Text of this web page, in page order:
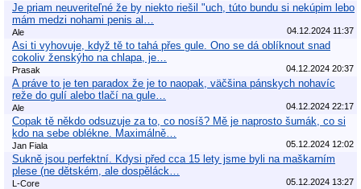
Je priam neuveriteľné že by niekto riešil "uch, túto bundu si nekúpim lebo
mám medzi nohami penis al…
Ale 04.12.2024 11:37
Asi ti vyhovuje, když tě to tahá přes gule. Ono se dá oblíknout snad
cokoliv ženskýho na chlapa, je…
Prasak 04.12.2024 20:37
A práve to je ten paradox že je to naopak, väčšina pánskych nohavíc
reže do gulí alebo tlačí na gule…
Ale 04.12.2024 22:17
Copak tě někdo odsuzuje za to, co nosíš? Mě je naprosto šumák, co si
kdo na sebe oblékne. Maximálně…
Jan Fiala 05.12.2024 12:02
Sukně jsou perfektní. Kdysi před cca 15 lety jsme byli na maškarním
plese (ne dětském, ale dospěláck…
L-Core 05.12.2024 13:27